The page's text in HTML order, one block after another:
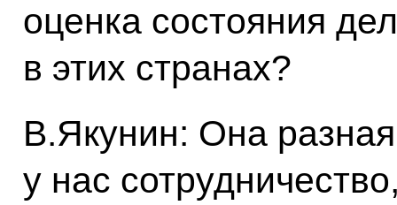
оценка состояния
в этих странах?
В.Якунин: Она
у нас